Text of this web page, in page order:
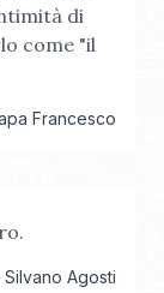
di
come "il
Francesco
Silvano Agosti